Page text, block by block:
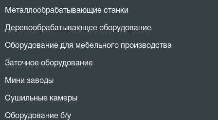
Металлообрабатывающие станки
Деревообрабатывающее оборудование
Оборудование для мебельного производства
Заточное оборудование
Мини заводы
Сушильные камеры
Оборудование б/у